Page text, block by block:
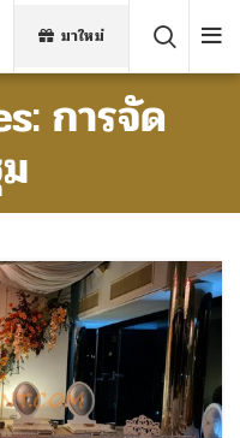
มาใหม่
การจัด